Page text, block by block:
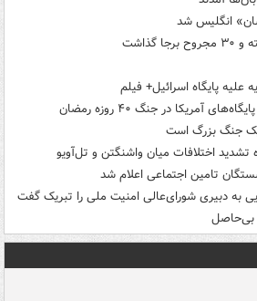
انگلیس شد
پایگاه اسرائیل+ فیلم
آمریکا در جنگ ۴۰ روزه رمضان
یک جنگ بزرگ است
تشدید اختلافات میان واشنگتن و تل‌آویو
تامین اجتماعی اعلام شد
به دبیری شورای‌عالی امنیت ملی را تبریک گفت
بی‌حاصل